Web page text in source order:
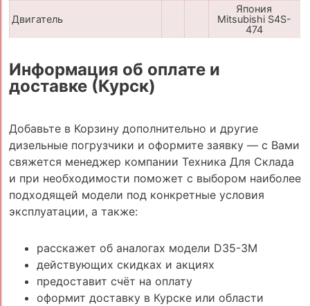
Двигатель
Япония
Mitsubishi S4S-
474
Информация об оплате и
доставке (Курск)
Добавьте в Корзину дополнительно и другие
дизельные погрузчики и оформите заявку — с Вами
свяжется менеджер компании Техника Для Склада
и при необходимости поможет с выбором наиболее
подходящей модели под конкретные условия
эксплуатации, а также:
расскажет об аналогах модели D35-3M
действующих скидках и акциях
предоставит счёт на оплату
оформит доставку в Курске или области